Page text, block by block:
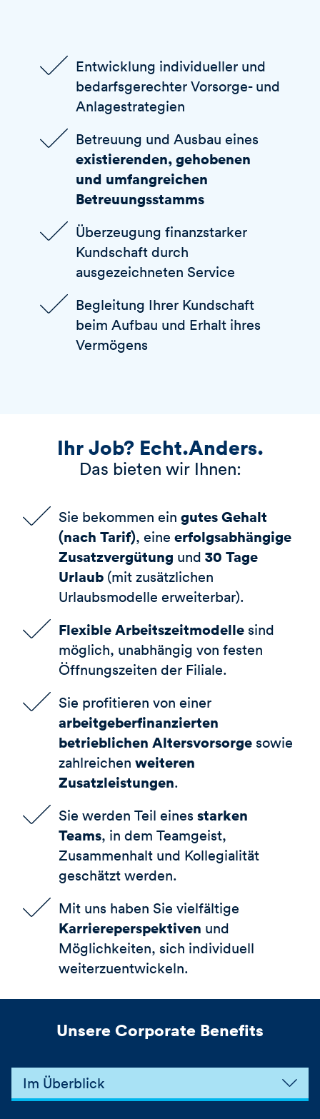
Entwicklung individueller und
bedarfsgerechter Vorsorge- und
Anlagestrategien
Betreuung und Ausbau eines
existierenden, gehobenen
und umfangreichen
Betreuungsstamms
Überzeugung finanzstarker
Kundschaft durch
ausgezeichneten Service
Begleitung Ihrer Kundschaft
beim Aufbau und Erhalt ihres
Vermögens
Ihr Job? Echt.Anders.
Das bieten wir Ihnen:
Sie bekommen ein gutes Gehalt
(nach Tarif), eine erfolgsabhängige
Zusatzvergütung und 30 Tage
Urlaub (mit zusätzlichen
Urlaubsmodelle erweiterbar).
Flexible Arbeitszeitmodellesind
möglich, unabhängig von festen
Öffnungszeiten der Filiale.
Sie profitieren von einer
arbeitgeberfinanzierten
betrieblichen Altersvorsorgesowie
zahlreichen weiteren
Zusatzleistungen.
Sie werden Teil eines starken
Teams, in dem Teamgeist,
Zusammenhalt und Kollegialität
geschätzt werden.
Mit uns haben Sie vielfältige
Karriereperspektiven und
Möglichkeiten, sich individuell
weiterzuentwickeln.
Unsere Corporate Benefits
Im Überblick